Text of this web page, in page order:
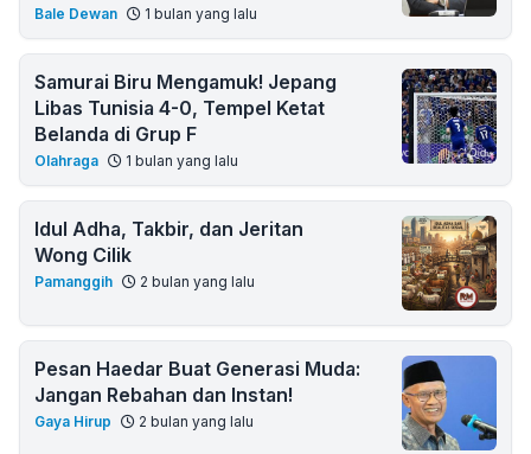
Bale Dewan 1 bulan yang lalu
Samurai Biru Mengamuk! Jepang
Libas Tunisia 4-0, Tempel Ketat
Belanda di Grup F
Olahraga 1 bulan yang lalu
Idul Adha, Takbir, dan Jeritan
Wong Cilik
Pamanggih 2 bulan yang lalu
Pesan Haedar Buat Generasi Muda:
Jangan Rebahan dan Instan!
Gaya Hirup 2 bulan yang lalu